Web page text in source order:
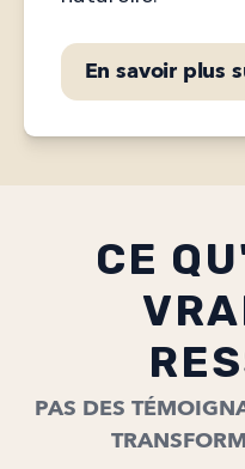
En savoir plus
CE
PAS DES